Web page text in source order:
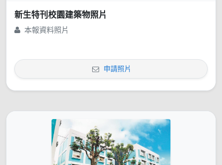
新生特刊校園建築物照片
本報資料照片
申請照片